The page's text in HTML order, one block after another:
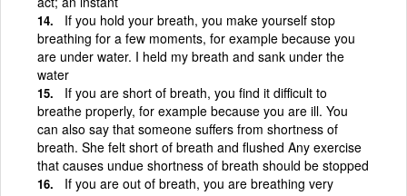
If you hold your breath, you make yourself stop
breathing for a few moments, for example because you
are under water. I held my breath and sank under the
water
If you are short of breath, you find it difficult to
breathe properly, for example because you are ill. You
can also say that someone suffers from shortness of
breath. She felt short of breath and flushed Any exercise
that causes undue shortness of breath should be stopped
If you are out of breath, you are breathing very